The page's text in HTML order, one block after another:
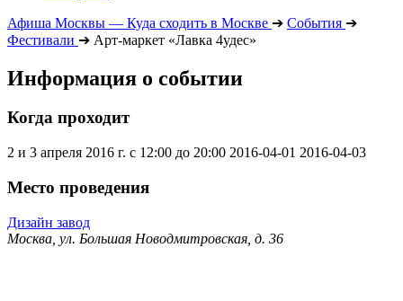
Афиша Москвы — Куда сходить в Москве ➔ События ➔
Фестивали ➔ Арт-маркет «Лавка 4удес»
Информация о событии
Когда проходит
2 и 3 апреля 2016 г. с 12:00 до 20:00 2016-04-01 2016-04-03
Место проведения
Дизайн завод
Москва, ул. Большая Новодмитровская, д. 36